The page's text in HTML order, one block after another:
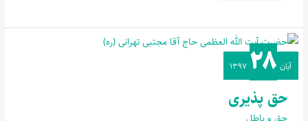
آبان ۲۸ ۱۳۹۷
حق پذیری
حق
پذیری